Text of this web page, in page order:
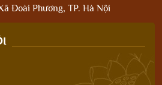
Đoài Phương, TP. Hà Nội